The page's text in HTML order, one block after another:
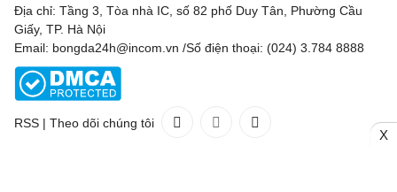
Địa chỉ: Tầng 3, Tòa nhà IC, số 82 phố Duy Tân, Phường Cầu
Giấy, TP. Hà Nội
Email: bongda24h@incom.vn /Số điện thoại: (024) 3.784 8888
RSS | Theo dõi chúng tôi
X